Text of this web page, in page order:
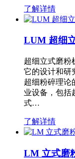
了解详情
LUM 超细
超细立式磨粉
它的设计和研
超细粉碎理论
业设备，包括
式…
了解详情
LM 立式磨